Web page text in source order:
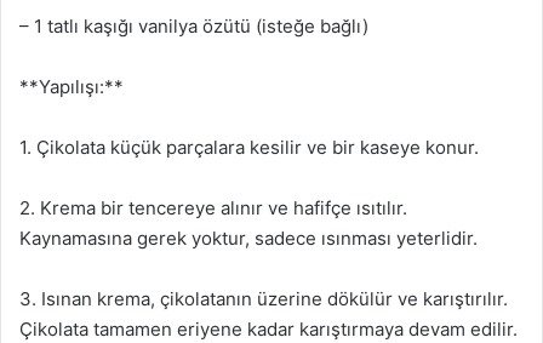
– 1 tatlı kaşığı vanilya özütü (isteğe bağlı)
**Yapılışı:**
1. Çikolata küçük parçalara kesilir ve bir kaseye konur.
2. Krema bir tencereye alınır ve hafifçe ısıtılır.
Kaynamasına gerek yoktur, sadece ısınması yeterlidir.
3. Isınan krema, çikolatanın üzerine dökülür ve karıştırılır.
Çikolata tamamen eriyene kadar karıştırmaya devam edilir.